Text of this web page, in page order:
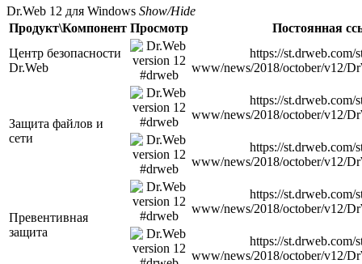
Dr.Web 12 для Windows Show/Hide
Продукт\Компонент Просмотр
Постоянная
Центр безопасности
Dr.Web
https://st.drweb.com/
www/news/2018/october/v12/
Защита файлов и
сети
https://st.drweb.com/
www/news/2018/october/v12/
https://st.drweb.com/
www/news/2018/october/v12/
Превентивная
защита
https://st.drweb.com/
www/news/2018/october/v12/
https://st.drweb.com/
www/news/2018/october/v12/